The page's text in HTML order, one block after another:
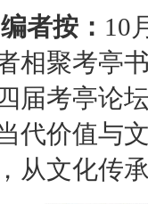
编者按： 10
相聚考亭
届考亭论
代价值与
从文化传